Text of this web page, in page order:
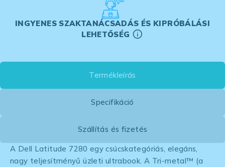
INGYENES SZAKTANÁCSADÁS ÉS KIPRÓBÁLÁSI
LEHETŐSÉG
Termékleírás
Specifikáció
Szállítás és fizetés
A Dell Latitude 7280 egy csúcskategóriás, elegáns,
nagy teljesítményű üzleti ultrabook. A Tri-metal™ (a